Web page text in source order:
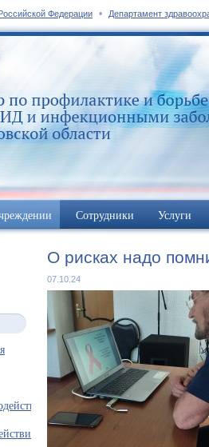
Федерации • Департамент
Сотрудники Услуги
О рисках надо
07.10.24